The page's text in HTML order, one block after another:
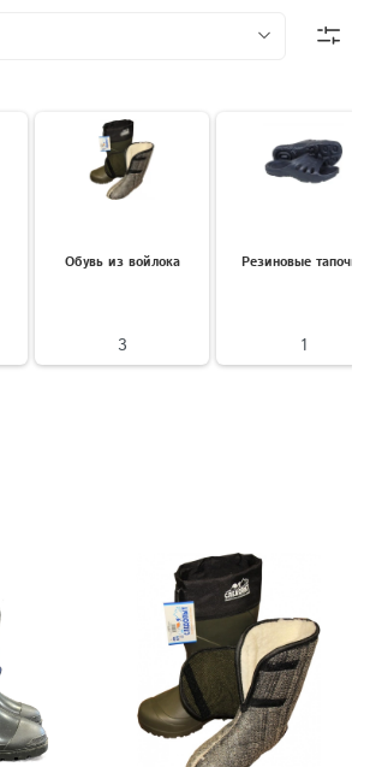
Обувь из войлока
3
Резиновые тапочки
1